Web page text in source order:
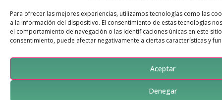
Para ofrecer las mejores experiencias, utilizamos tecnologías como las
a la información del dispositivo. El consentimiento de estas tecnologías
el comportamiento de navegación o las identificaciones únicas en este
consentimiento, puede afectar negativamente a ciertas características y
Aceptar
Denegar